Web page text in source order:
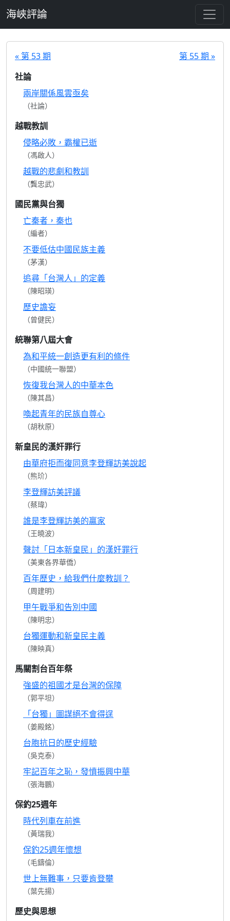
海峽評論
« 第 53 期
第 55 期 »
社論
兩岸關係風雲亟矣
（社論）
越戰教訓
侵略必敗，霸權已逝
（馮啟人）
越戰的悲劇和教訓
（龔忠武）
國民黨與台獨
亡秦者，秦也
（編者）
不要低估中國民族主義
（茅漢）
追尋「台灣人」的定義
（陳昭瑛）
歷史譫妄
（曾健民）
統聯第八屆大會
為和平統一創造更有利的條件
（中國統一聯盟）
恢復我台灣人的中華本色
（陳其昌）
喚起青年的民族自尊心
（胡秋原）
新皇民的漢奸罪行
由華府拒而復同意李登輝訪美說起
（熊玠）
李登輝訪美評議
（蔡瑋）
誰是李登輝訪美的贏家
（王曉波）
聲討「日本新皇民」的漢奸罪行
（美東各界華僑）
百年歷史，給我們什麼教訓？
（周建明）
甲午戰爭和告別中國
（陳明忠）
台獨運動和新皇民主義
（陳映真）
馬關割台百年祭
強盛的祖國才是台灣的保障
（郭平坦）
「台獨」圖謀絕不會得逞
（姜殿銘）
台胞抗日的歷史經驗
（吳克泰）
牢記百年之恥，發憤振興中華
（張海鵬）
保釣25週年
時代列車在前進
（黃瑞我）
保釣25週年懷想
（毛鑄倫）
世上無難事，只要肯登攀
（葉先揚）
歷史與思想